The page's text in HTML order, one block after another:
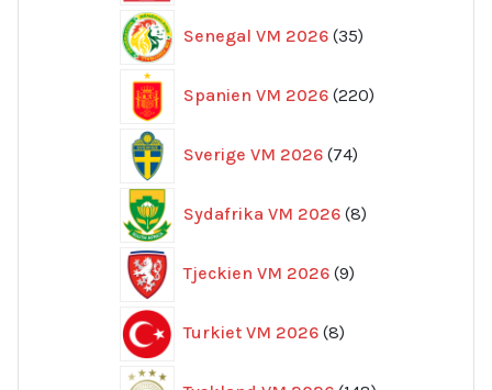
Senegal VM 2026 35
produkter
Spanien VM 2026 220
produkter
Sverige VM 2026 74
produkter
Sydafrika VM 2026 8
produkter
Tjeckien VM 2026 9
produkter
Turkiet VM 2026 8
produkter